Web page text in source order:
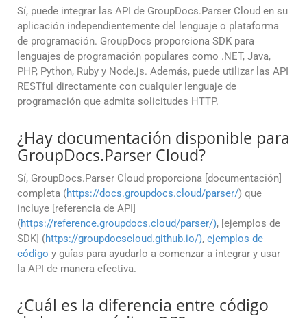
Sí, puede integrar las API de GroupDocs.Parser Cloud en su
aplicación independientemente del lenguaje o plataforma
de programación. GroupDocs proporciona SDK para
lenguajes de programación populares como .NET, Java,
PHP, Python, Ruby y Node.js. Además, puede utilizar las API
RESTful directamente con cualquier lenguaje de
programación que admita solicitudes HTTP.
¿Hay documentación disponible para
GroupDocs.Parser Cloud?
Sí, GroupDocs.Parser Cloud proporciona [documentación]
completa (https://docs.groupdocs.cloud/parser/) que
incluye [referencia de API]
(https://reference.groupdocs.cloud/parser/), [ejemplos de
SDK] (https://groupdocscloud.github.io/), ejemplos de
código y guías para ayudarlo a comenzar a integrar y usar
la API de manera efectiva.
¿Cuál es la diferencia entre código